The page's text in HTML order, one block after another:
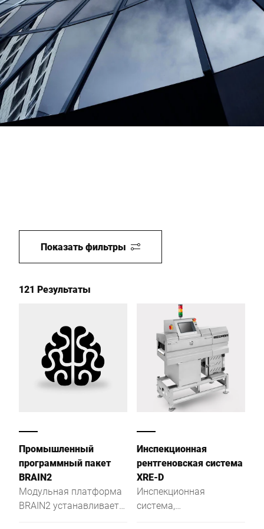
Глобальный веб -сайт
Показать фильтры
121 Результаты
Промышленный
программный пакет
BRAIN2
Модульная платформа
BRAIN2 устанавливает
Инспекционная
рентгеновская система
XRE-D
Инспекционная
система,